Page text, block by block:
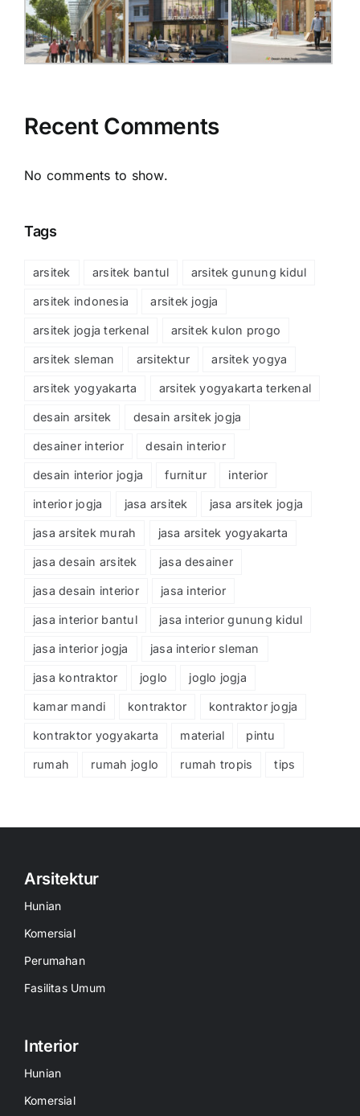
Recent Comments
No comments to show.
Tags
arsitek arsitek bantul arsitek gunung kidul
arsitek indonesia arsitek jogja
arsitek jogja terkenal arsitek kulon progo
arsitek sleman arsitektur arsitek yogya
arsitek yogyakarta arsitek yogyakarta terkenal
desain arsitek desain arsitek jogja
desainer interior desain interior
desain interior jogja furnitur interior
interior jogja jasa arsitek jasa arsitek jogja
jasa arsitek murah jasa arsitek yogyakarta
jasa desain arsitek jasa desainer
jasa desain interior jasa interior
jasa interior bantul jasa interior gunung kidul
jasa interior jogja jasa interior sleman
jasa kontraktor joglo joglo jogja
kamar mandi kontraktor kontraktor jogja
kontraktor yogyakarta material pintu
rumah rumah joglo rumah tropis tips
Arsitektur
Hunian
Komersial
Perumahan
Fasilitas Umum
Interior
Hunian
Komersial